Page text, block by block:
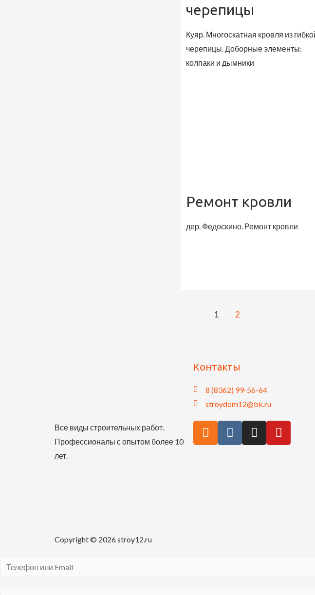
черепицы
Куяр. Многоскатная кровля из
черепицы. Доборные элементы:
колпаки и дымники
Ремонт кровли
дер. Федоскино. Ремонт кровли
1 2
Все виды строительных работ.
Профессионалы с опытом более 10
лет.
Контакты
8 (8362) 99-56-64
stroydom12@bk.ru
Copyright © 2026 stroy12.ru